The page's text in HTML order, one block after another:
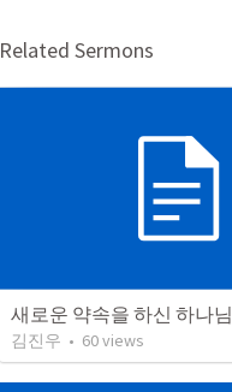
Related Sermons
새로운 약속을 하신 하나님
김진우 • 60views